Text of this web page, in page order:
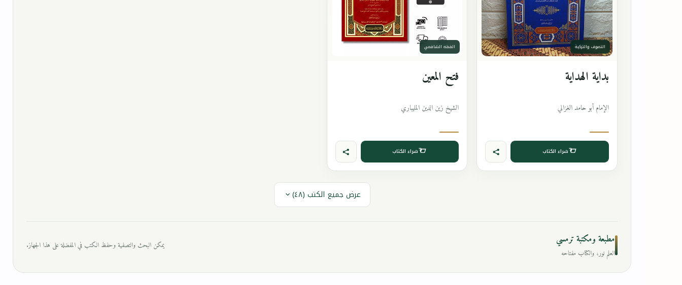
التصوف والتزكية
بداية الهداية
الإمام أبو حامد الغزالي
شراء الكتاب
الفقه الشافعي
فتح المعين
الشيخ زين الدين المليباري
شراء الكتاب
عرض جميع الكتب (٤٨)
مطبعة ومكتبة ترمسي
العلم نور، والكتاب مفتاحه
يمكن البحث والتصفية وحفظ الكتب في المفضلة على هذا الجهاز.